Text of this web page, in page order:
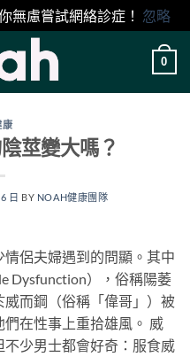
無慮嘗試網絡診症！ 忽略
0
康
莖變大嗎？
日 BY NOAH健康團隊
侶夫婦遇到的問顯。其中
Dysfunction），俗稱陽萎
而鋼（俗稱「偉哥」）被
在性事上重拾雄風。 威
少男士都會好奇：服食威